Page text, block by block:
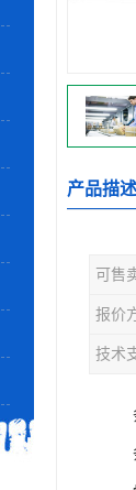
产品描述
可售
报价
技术